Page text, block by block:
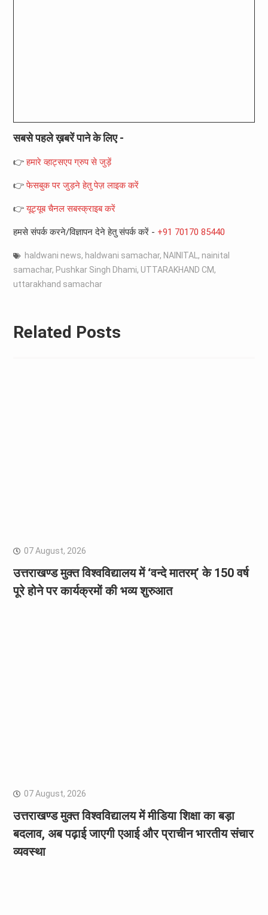
सबसे पहले ख़बरें पाने के लिए -
👉हमारे व्हाट्सएप ग्रुप से जुड़ें
👉फेसबुक पर जुड़ने हेतु पेज़ लाइक करें
👉यूट्यूब चैनल सबस्क्राइब करें
हमसे संपर्क करने/विज्ञापन देने हेतु संपर्क करें - +91 70170 85440
haldwani news, haldwani samachar, NAINITAL, nainital
samachar, Pushkar Singh Dhami, UTTARAKHAND CM,
uttarakhand samachar
Related Posts
07 August, 2026
उत्तराखण्ड मुक्त विश्वविद्यालय में ‘वन्दे मातरम्’ के 150 वर्ष
पूरे होने पर कार्यक्रमों की भव्य शुरुआत
07 August, 2026
उत्तराखण्ड मुक्त विश्वविद्यालय में मीडिया शिक्षा का बड़ा
बदलाव, अब पढ़ाई जाएगी एआई और प्राचीन भारतीय संचार
व्यवस्था